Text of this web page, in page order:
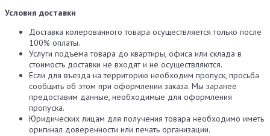
Условия доставки
Доставка колерованного товара осуществляется только после
100% оплаты.
Услуги подъема товара до квартиры, офиса или склада в
стоимость доставки не входят и не осуществляются.
Если для въезда на территорию необходим пропуск, просьба
сообщить об этом при оформлении заказа. Мы заранее
предоставим данные, необходимые для оформления
пропуска.
Юридических лицам для получения товара необходимо иметь
оригинал доверенности или печать организации.